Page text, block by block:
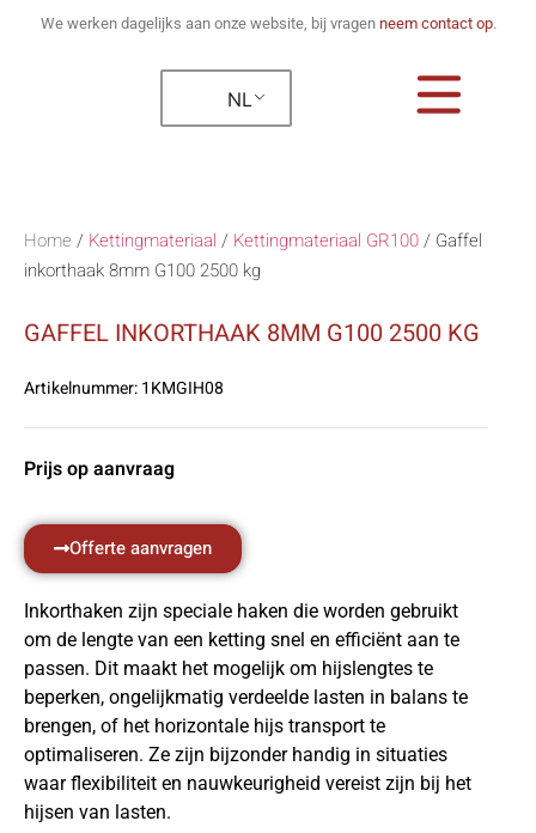
We werken dagelijks aan onze website, bij vragen neem contact op.
NL
Home / Kettingmateriaal / Kettingmateriaal GR100/ Gaffel
inkorthaak 8mm G100 2500 kg
GAFFEL INKORTHAAK 8MM G100 2500 KG
Artikelnummer:1KMGIH08
Prijs op aanvraag
Offerte aanvragen
Inkorthaken zijn speciale haken die worden gebruikt
om de lengte van een ketting snel en efficiënt aan te
passen. Dit maakt het mogelijk om hijslengtes te
beperken, ongelijkmatig verdeelde lasten in balans te
brengen, of het horizontale hijs transport te
optimaliseren. Ze zijn bijzonder handig in situaties
waar flexibiliteit en nauwkeurigheid vereist zijn bij het
hijsen van lasten.